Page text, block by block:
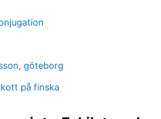
göteborg
på finska